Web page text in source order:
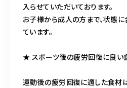
入らせていただいております。
お子様から成人の方まで、状態
ています。
★ スポーツ後の疲労回復に良い
運動後の疲労回復に適した食材